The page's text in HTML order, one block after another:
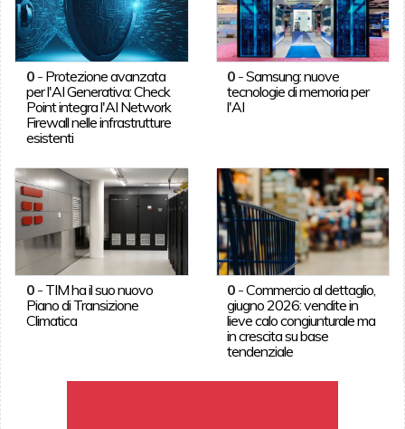
0- Protezione avanzata
per l'AI Generativa: Check
Point integra l'AI Network
Firewall nelle infrastrutture
esistenti
0 -Samsung: nuove
tecnologie di memoria per
l'AI
0- TIM ha il suo nuovo
Piano di Transizione
Climatica
0 -Commercio al dettaglio,
giugno 2026: vendite in
lieve calo congiunturale ma
in crescita su base
tendenziale